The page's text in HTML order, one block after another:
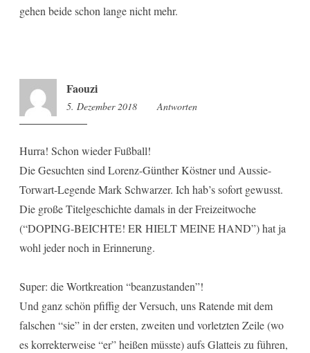
gehen beide schon lange nicht mehr.
Faouzi
5. Dezember 2018 12:57
Antworten
Hurra! Schon wieder Fußball!
Die Gesuchten sind Lorenz-Günther Köstner und Aussie-
Torwart-Legende Mark Schwarzer. Ich hab’s sofort gewusst.
Die große Titelgeschichte damals in der Freizeitwoche
(“DOPING-BEICHTE! ER HIELT MEINE HAND”) hat ja
wohl jeder noch in Erinnerung.
Super: die Wortkreation “beanzustanden”!
Und ganz schön pfiffig der Versuch, uns Ratende mit dem
falschen “sie” in der ersten, zweiten und vorletzten Zeile (wo
es korrekterweise “er” heißen müsste) aufs Glatteis zu führen,